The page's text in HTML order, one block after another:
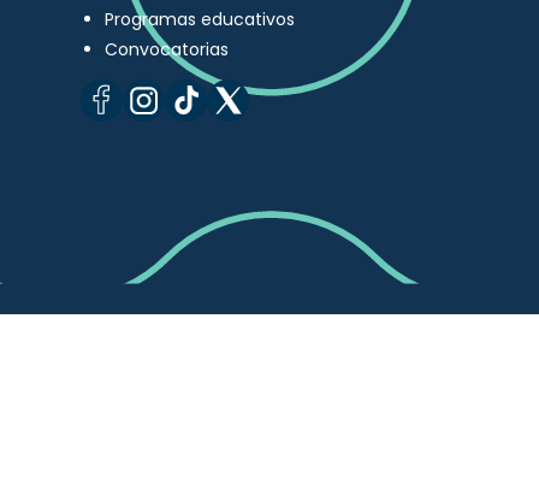
Programas educativos
Convocatorias